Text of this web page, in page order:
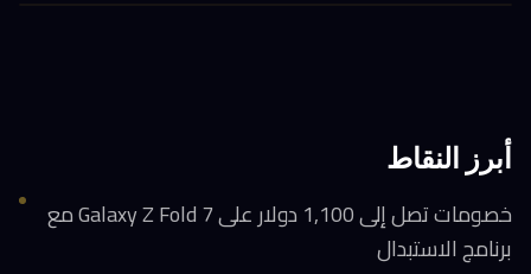
أبرز النقاط
خصومات تصل إلى 1,100 دولار على Galaxy Z Fold 7 مع
برنامج الاستبدال